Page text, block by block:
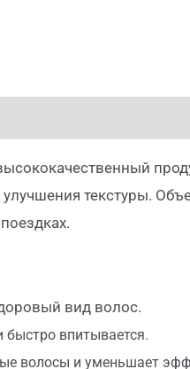
текстуры.
вид волос.
быстро впитывается.
волосы и уменьшает